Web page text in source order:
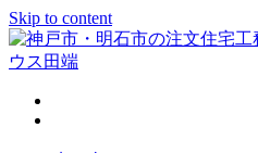
Skip to content
神戸市・明石市の注文住宅工
田端